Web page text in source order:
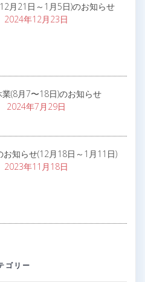
月21日～1月5日)のお知らせ
2024年12月23日
業(8月7〜18日)のお知らせ
2024年7月29日
お知らせ(12月18日～1月11日)
2023年11月18日
ゴリー